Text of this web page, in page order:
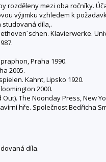
rozděleny mezi oba ročníky.
výjimku vzhledem k
díla,.
Klavierwerke.
Praha 1990.
2005.
Kahnt, Lipsko 1920.
2000.
The Noonday Press, New
hře. Společnost Bedřicha
díla.